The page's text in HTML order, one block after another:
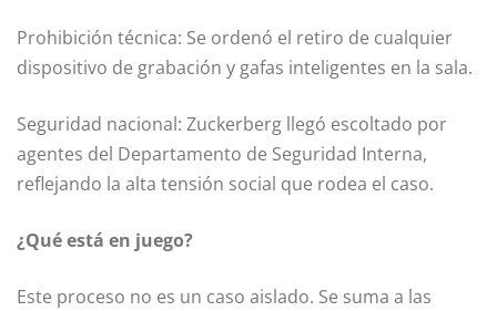
Prohibición técnica: Se ordenó el retiro de cualquier
dispositivo de grabación y gafas inteligentes en la sala.
Seguridad nacional: Zuckerberg llegó escoltado por
agentes del Departamento de Seguridad Interna,
reflejando la alta tensión social que rodea el caso.
¿Qué está en juego?
Este proceso no es un caso aislado. Se suma a las